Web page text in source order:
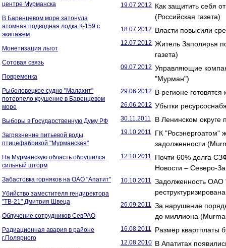
центре Мурманска
В Баренцевом море затонула
атомная подводная лодка К-159 с
экипажем
Монетизация льгот
Сотовая связь
Повременка
Рыболовецкое судно "Малахит"
потерпело крушение в Баренцевом
море
Выборы в Государственную Думу РФ
Загрязнение питьевой воды
птицефабрикой "Мурманская"
На Мурманскую область обрушился
сильный шторм
Забастовка горняков на ОАО "Апатит"
Убийство заместителя гендиректора
"ТВ-21" Дмитрия Швеца
Облучение сотрудников СевРАО
Радиационная авария в районе
г.Полярного
19.07.2012 Как защитить себя
(Российская газета)
18.07.2012 Власти повысили
12.07.2012 Житель Заполярья
газета)
09.07.2012 Управляющие
"Мурман")
29.06.2012 В регионе
26.06.2012 Убытки
30.11.2011 В Ленинском округе
19.10.2011
ГК "Росэнергоатом"
задолженности
12.10.2011
Почти 60% долга
Новости – Северо-
10.10.2011 Задолженность ОАО
26.09.2011 За нарушение
до миллиона
16.08.2011 Размер квартплаты
12.08.2010 В Апатитах